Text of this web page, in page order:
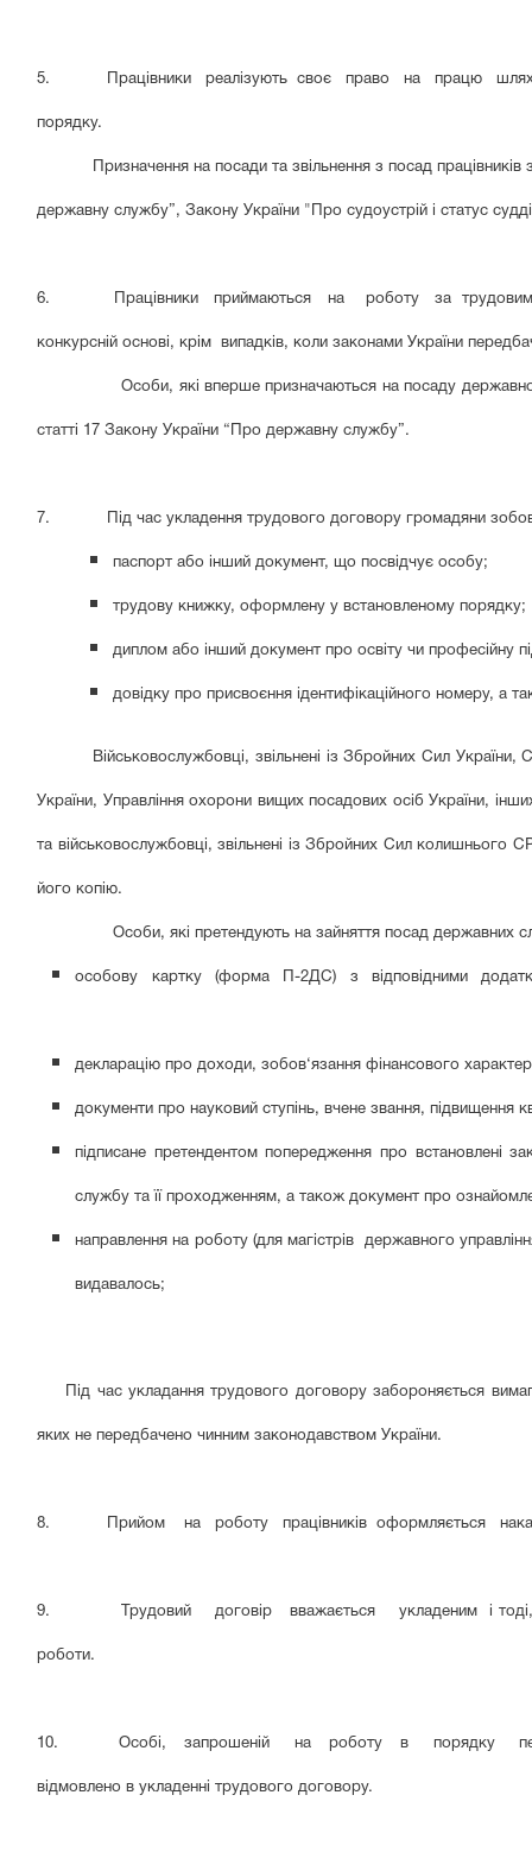
5. Працівники реалізують своє право на працю шляхом
порядку.
Призначення на посади та звільнення з посад
державну службу”, Закону України "Про судоустрій і статус
6. Працівники приймаються на роботу за трудовими
конкурсній основі, крім випадків, коли законами України
Особи, які вперше призначаються на посаду
статті 17 Закону України “Про державну службу”.
7. Під час укладення трудового договору громадяни
паспорт або інший документ, що посвідчує особу;
трудову книжку, оформлену у встановленому порядку;
диплом або інший документ про освіту чи професійну
довідку про присвоєння ідентифікаційного номеру, а
Військовослужбовці, звільнені із Збройних Сил
України, Управління охорони вищих посадових осіб України,
та військовослужбовці, звільнені із Збройних Сил
його копію.
Особи, які претендують на зайняття посад державних
особову картку (форма П-2ДС) з
декларацію про доходи, зобов‘язання фінансового
документи про науковий ступінь, вчене звання, підвищення
підписане претендентом попередження про встановлені
службу та її проходженням, а також документ про
направлення на роботу (для магістрів державного
видавалось;
Під час укладання трудового договору забороняється
яких не передбачено чинним законодавством України.
8. Прийом на роботу працівників оформляється наказом
9. Трудовий договір вважається укладеним і тоді, коли
роботи.
10. Особі, запрошеній на роботу в порядку
відмовлено в укладенні трудового договору.